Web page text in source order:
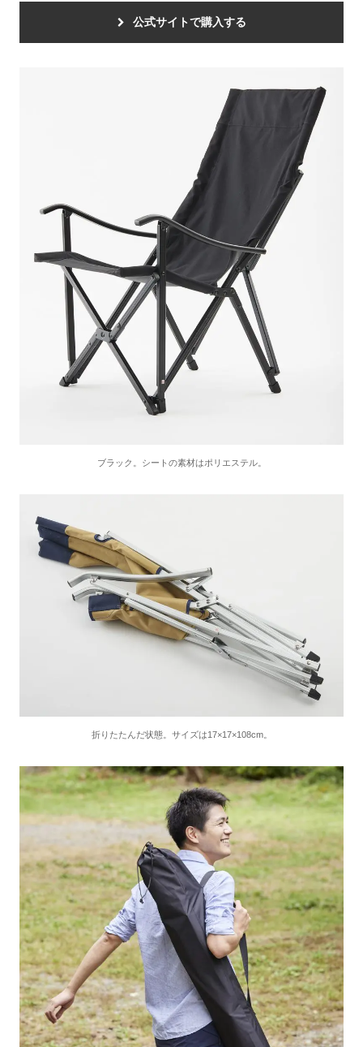
公式サイトで購入する
ブラック。シートの素材はポリエステル。
折りたたんだ状態。サイズは17×17×108cm。